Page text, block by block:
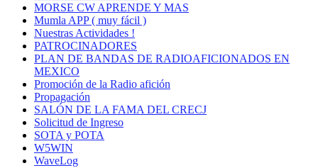
MORSE CW APRENDE Y MAS
Mumla APP ( muy fácil )
Nuestras Actividades !
PATROCINADORES
PLAN DE BANDAS DE RADIOAFICIONADOS EN
MEXICO
Promoción de la Radio afición
Propagación
SALÓN DE LA FAMA DEL CRECJ
Solicitud de Ingreso
SOTA y POTA
W5WIN
WaveLog